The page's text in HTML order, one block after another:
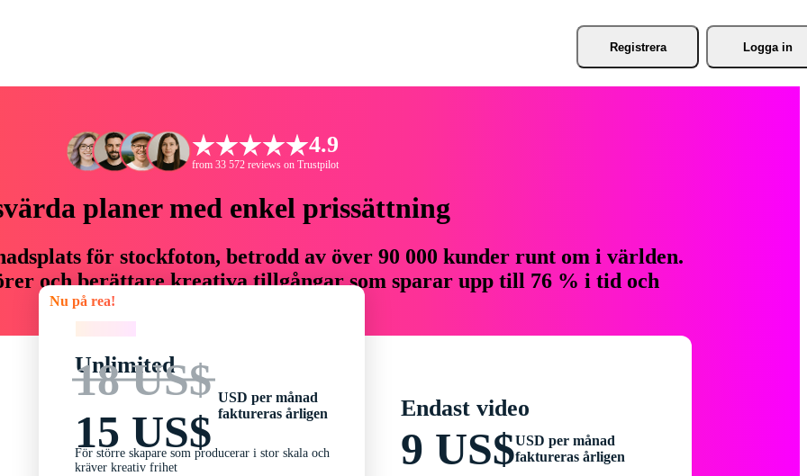
Registrera Logga in
4.9
from 33 572 reviews on Trustpilot
planer med enkel prissättning
för stockfoton, betrodd av över 90 000 kunder runt om i världen.
och berättare kreativa tillgångar som sparar upp till 76 % i tid och
Nu på rea!
Unlimited
18 US$
15 US$
USD per månad
faktureras årligen
För större skapare som producerar i stor skala och
kräver kreativ frihet
Endast video
9 US$USD per månad
faktureras årligen